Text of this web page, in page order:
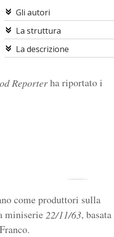
Gli autori
La struttura
La descrizione
Reporterha riportato i
come produttori sulla
miniserie 22/11/63, basata